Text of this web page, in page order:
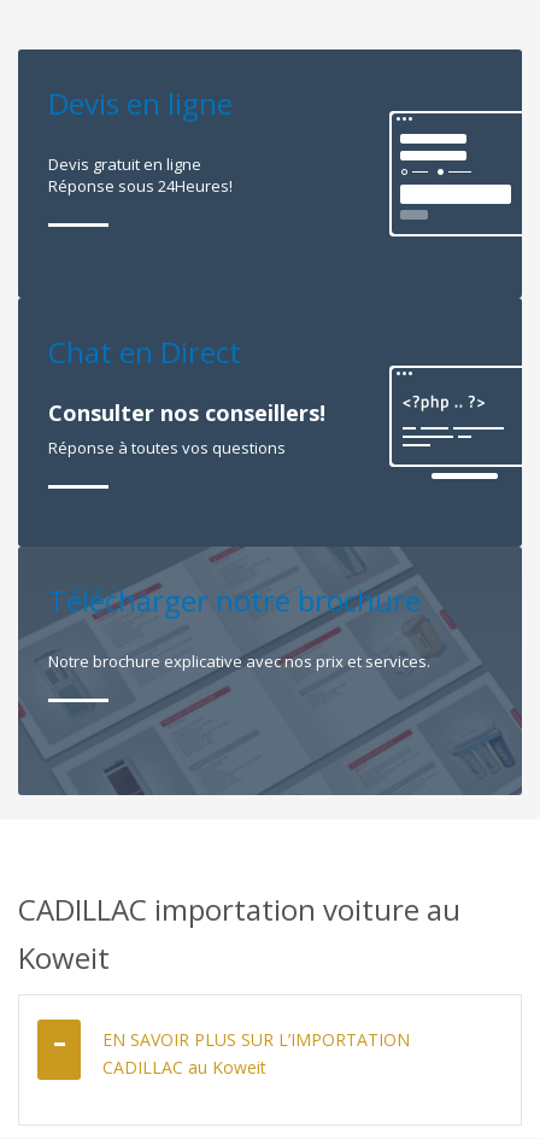
Devis en ligne
Devis gratuit en ligne
Réponse sous 24Heures!
Chat en Direct
Consulter nos conseillers!
Réponse à toutes vos questions
Télécharger notre brochure
Notre brochure explicative avec nos prix et services.
CADILLAC importation voiture au
Koweit
EN SAVOIR PLUS SUR L’IMPORTATION
CADILLAC au Koweit